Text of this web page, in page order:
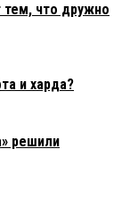
тем, что дружно
и харда?
решили